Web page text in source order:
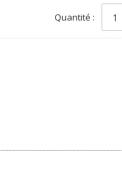
Quantité :